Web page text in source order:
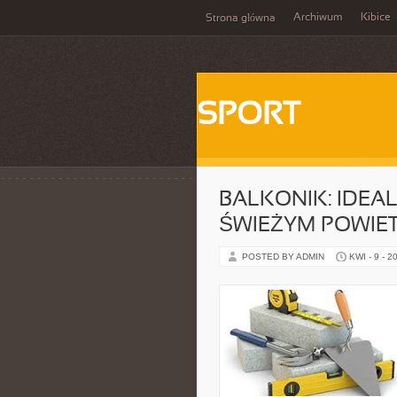
Strona główna Archiwum Kibice
SPORT
BALKONIK:
ŚWIEŻYM
POSTED BY ADMIN KWI - 9 -